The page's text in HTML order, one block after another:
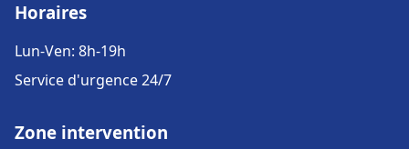
Horaires
Lun-Ven: 8h-19h
Service d'urgence 24/7
Zone intervention